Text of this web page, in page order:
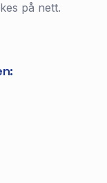
på nett.